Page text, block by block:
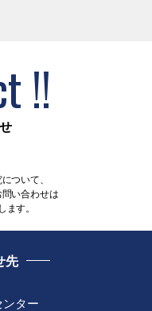
!!
ついて、
い合わせは
す。
先
ター